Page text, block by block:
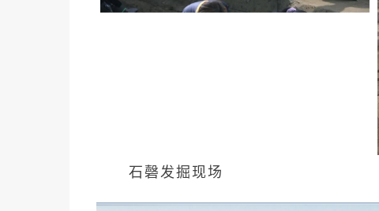
石磬发掘现场